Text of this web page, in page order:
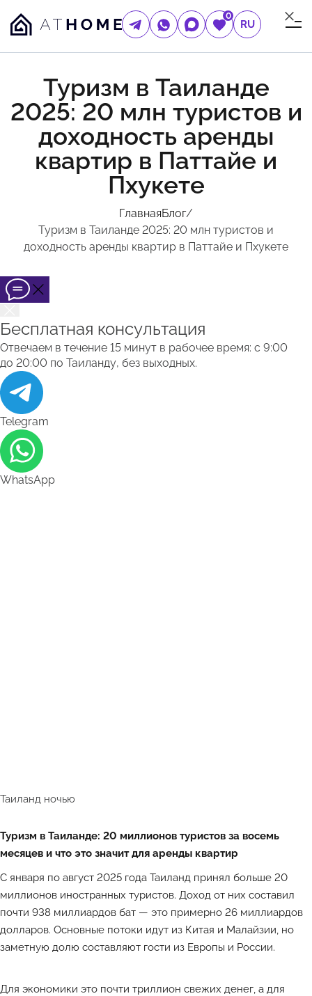
0
RU
Туризм в Таиланде
2025: 20 млн туристов и
доходность аренды
квартир в Паттайе и
Пхукете
ГлавнаяБлог/
Туризм в Таиланде 2025: 20 млн туристов и
доходность аренды квартир в Паттайе и Пхукете
Бесплатная консультация
Отвечаем в течение 15 минут в рабочее время: с 9:00
до 20:00 по Таиланду, без выходных.
Telegram
WhatsApp
Таиланд ночью
Туризм в Таиланде: 20 миллионов туристов за восемь
месяцев и что это значит для аренды квартир
С января по август 2025 года Таиланд принял больше 20
миллионов иностранных туристов. Доход от них составил
почти 938 миллиардов бат — это примерно 26 миллиардов
долларов. Основные потоки идут из Китая и Малайзии, но
заметную долю составляют гости из Европы и России.
Для экономики это почти триллион свежих денег, а для